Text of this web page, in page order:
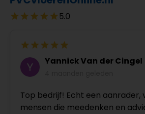
5.0
Yannick Van der Cingel
Top bedrijf! Echt een aanrader,
mensen die meedenken en